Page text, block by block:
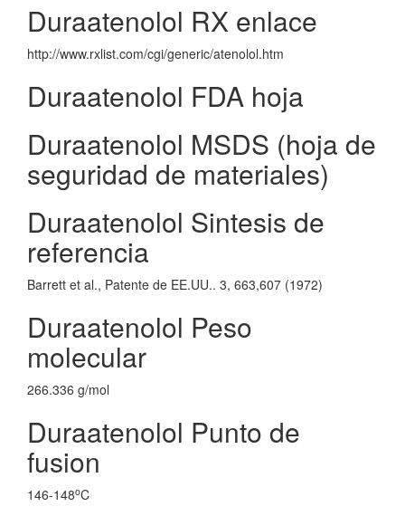
Duraatenolol RX enlace
http://www.rxlist.com/cgi/generic/atenolol.htm
Duraatenolol FDA hoja
Duraatenolol MSDS (hoja de
seguridad de materiales)
Duraatenolol Sintesis de
referencia
Barrett et al., Patente de EE.UU.. 3, 663,607 (1972)
Duraatenolol Peso
molecular
266.336 g/mol
Duraatenolol Punto de
fusion
146-148oC